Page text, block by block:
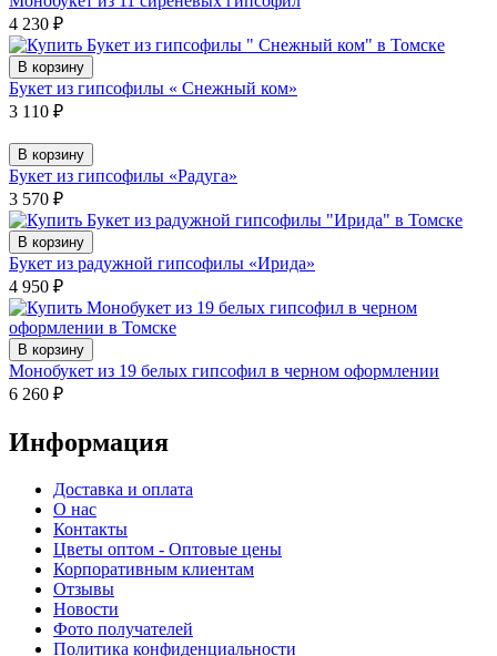
4 230 ₽
В корзину
Букет из гипсофилы « Снежный ком»
3 110 ₽
В корзину
Букет из гипсофилы «Радуга»
3 570 ₽
В корзину
Букет из радужной гипсофилы «Ирида»
4 950 ₽
В корзину
Монобукет из 19 белых гипсофил в черном оформлении
6 260 ₽
Информация
Доставка и оплата
О нас
Контакты
Цветы оптом - Оптовые цены
Корпоративным клиентам
Отзывы
Новости
Фото получателей
Политика конфиденциальности